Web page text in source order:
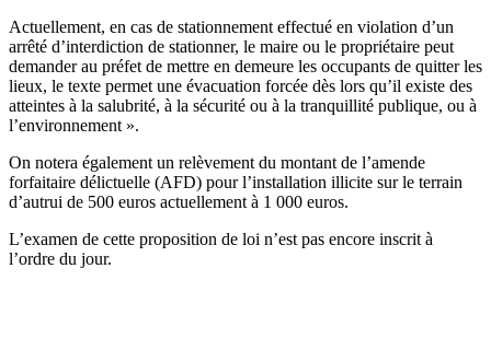
Actuellement, en cas de stationnement effectué en violation d’un
arrêté d’interdiction de stationner, le maire ou le propriétaire peut
demander au préfet de mettre en demeure les occupants de quitter les
lieux, le texte permet une évacuation forcée dès lors qu’il existe des
atteintes à la salubrité, à la sécurité ou à la tranquillité publique, ou à
l’environnement ».
On notera également un relèvement du montant de l’amende
forfaitaire délictuelle (AFD) pour l’installation illicite sur le terrain
d’autrui de 500 euros actuellement à 1 000 euros.
L’examen de cette proposition de loi n’est pas encore inscrit à
l’ordre du jour.